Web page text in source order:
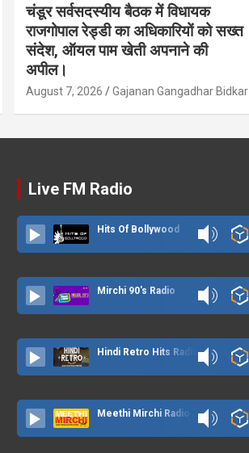
चंडूर सर्वसदस्यीय बैठक में विधायक
राजगोपाल रेड्डी का अधिकारियों को सख्त
संदेश, ऑयल पाम खेती अपनाने की
अपील।
August 7, 2026 Gajanan Gangadhar Bidkar
Live FM Radio
Hits Of Bollywood
Mirchi 90's Radio
Hindi Retro Hits Radio
Meethi Mirchi Radio